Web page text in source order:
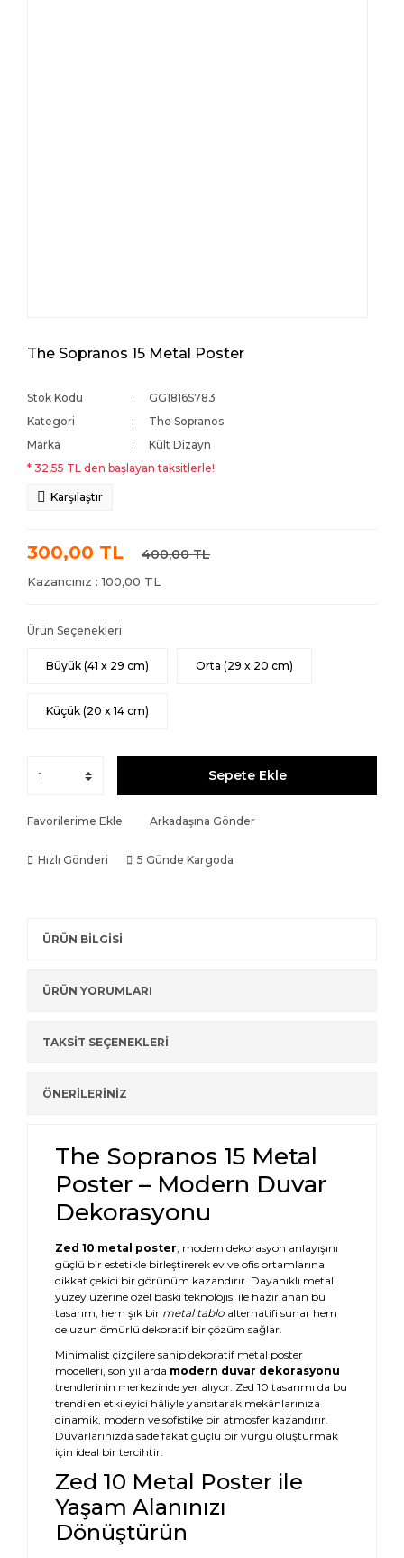
The Sopranos 15 Metal Poster
Stok Kodu
GG1816S783
Kategori
The Sopranos
Marka
Kült Dizayn
* 32,55 TL den başlayan taksitlerle!
Karşılaştır
300,00 TL 400,00 TL
Kazancınız : 100,00 TL
Ürün Seçenekleri
Büyük (41 x 29 cm) Orta (29 x 20 cm)
Küçük (20 x 14 cm)
Sepete Ekle
Favorilerime Ekle Arkadaşına Gönder
Hızlı Gönderi 5 Günde Kargoda
ÜRÜN BİLGİSİ
ÜRÜN YORUMLARI
TAKSİT SEÇENEKLERİ
ÖNERİLERİNİZ
The Sopranos 15 Metal
Poster – Modern Duvar
Dekorasyonu
Zed 10 metal poster, modern dekorasyon anlayışını
güçlü bir estetikle birleştirerek ev ve ofis ortamlarına
dikkat çekici bir görünüm kazandırır. Dayanıklı metal
yüzey üzerine özel baskı teknolojisi ile hazırlanan bu
tasarım, hem şık bir metal tablo alternatifi sunar hem
de uzun ömürlü dekoratif bir çözüm sağlar.
Minimalist çizgilere sahip dekoratif metal poster
modelleri, son yıllarda modern duvar dekorasyonu
trendlerinin merkezinde yer alıyor. Zed 10 tasarımı da bu
trendi en etkileyici hâliyle yansıtarak mekânlarınıza
dinamik, modern ve sofistike bir atmosfer kazandırır.
Duvarlarınızda sade fakat güçlü bir vurgu oluşturmak
için ideal bir tercihtir.
Zed 10 Metal Poster ile
Yaşam Alanınızı
Dönüştürün